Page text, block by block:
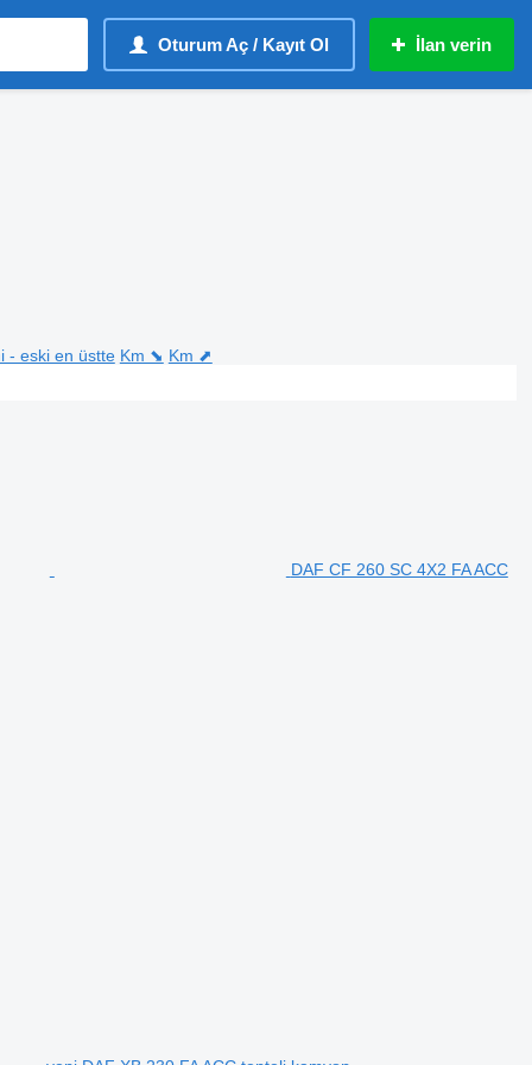
Oturum Aç / Kayıt Ol İlan verin
- eski en üstte Km ⬊ Km ⬈
DAF CF 260 SC 4X2 FA ACC